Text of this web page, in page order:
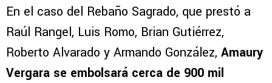
En el caso del Rebaño Sagrado, que prestó a
Raúl Rangel, Luis Romo, Brian Gutiérrez,
Roberto Alvarado y Armando González, Amaury
Vergara se embolsará cerca de 900 mil